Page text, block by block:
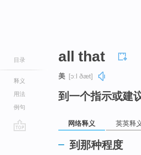
目录
释义
用法
例句
all that
美 [ɔːl ðæt]
到一个指示或建
网络释义 英英释
到那种程度